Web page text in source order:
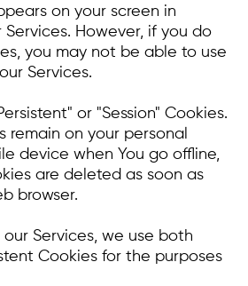
on your screen in
However, if you do
you may not be able to use
Services.
or "Session" Cookies.
remain on your personal
device when You go offline,
are deleted as soon as
browser.
Services, we use both
Cookies for the purposes